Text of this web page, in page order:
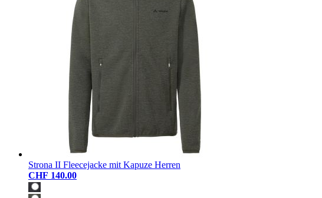
Strona II Fleecejacke mit Kapuze Herren
CHF 140.00